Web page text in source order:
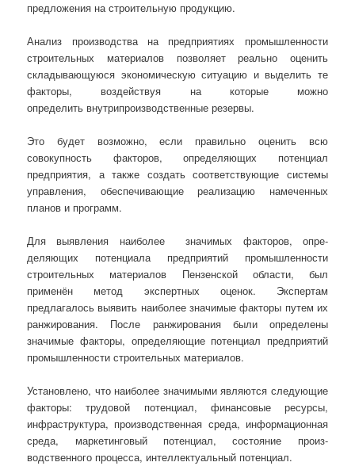
предложения на строительную продукцию.
Анализ производства на предприятиях промышленности
строительных материалов позволяет реально оценить
складывающуюся экономическую ситуацию и выделить те
факторы, воздействуя на которые можно
определить внутрипроизводственные резервы.
Это будет возможно, если правильно оценить всю
совокупность факторов, определяющих потенциал
предприятия, а также создать соответствующие системы
управления, обеспечивающие реализацию намеченных
планов и программ.
Для выявления наиболее значимых факторов, оп­ре­
деляющих потенциала предприятий про­мыш­ленности
строительных материалов Пензенской области, был
применён метод экспертных оценок. Экспертам
предлагалось выявить наиболее значимые факторы путем их
ранжирования. После ранжирования были определены
значимые факторы, определяющие потенциал предприятий
про­­мыш­ленности строительных материалов.
Установлено, что наиболее значимыми являются следующие
факторы: тру­довой потенциал, финансовые ресурсы,
инфраструктура, производ­ствен­ная среда, информационная
среда, маркетинговый потенциал, состояние произ­
водственного процесса, интеллектуальный потенциал.